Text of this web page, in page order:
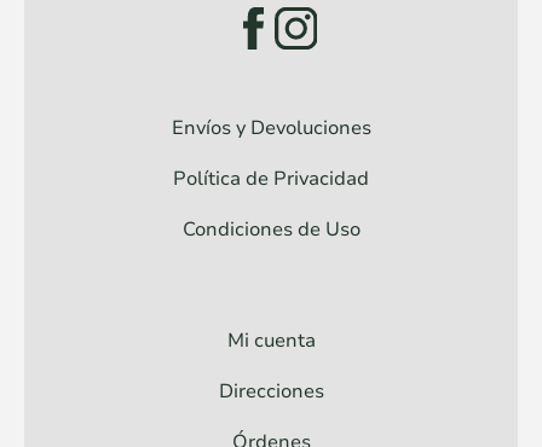
Envíos y Devoluciones
Política de Privacidad
Condiciones de Uso
Mi cuenta
Direcciones